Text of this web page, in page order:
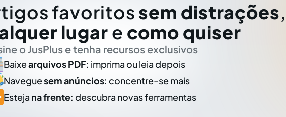
favoritos sem distrações,
lugar e como quiser
o JusPlus e tenha recursos exclusivos
Baixearquivos PDF: imprima ou leia depois
Naveguesem anúncios: concentre-se mais
Esteja na frente: descubra novas ferramentas